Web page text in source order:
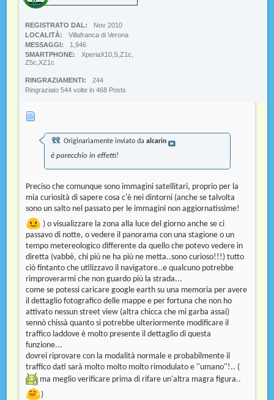
REGISTRATO DAL
Nov 2010
LOCALITÀ
Villafranca di Verona
MESSAGGI
1,946
SMARTPHONE
XperiaX10,S,Z1c,
Z5c,XZ1c
RINGRAZIAMENTI
244
Ringraziato 544 volte in 468 Posts
Originariamente inviato daalcarin
è parecchio in effetti!
Preciso che comunque sono immagini satellitari, proprio per la
mia curiosità di sapere cosa c'è nei dintorni (anche se talvolta
sono un salto nel passato per le immagini non aggiornatissime!
) o visualizzare la zona alla luce del giorno anche se ci
passavo di notte, o vedere il panorama con una stagione o un
tempo metereologico differente da quello che potevo vedere in
diretta (vabbè, chi più ne ha più ne metta..sono curioso!!!) tutto
ciò fintanto che utilizzavo il navigatore..e qualcuno potrebbe
rimproverarmi che non guardo più la strada...
come se potessi caricare google earth su una memoria per avere
il dettaglio fotografico delle mappe e per fortuna che non ho
attivato nessun street view (altra chicca che mi garba assai)
sennò chissà quanto si potrebbe ulteriormente modificare il
traffico laddove è molto presente il dettaglio di questa
funzione...
dovrei riprovare con la modalità normale e probabilmente il
traffico dati sarà molto molto molto rimodulato e "umano"!.. (
ma meglio verificare prima di rifare un'altra magra figura..
)